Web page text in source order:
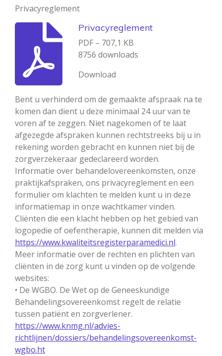
Privacyreglement
Privacyreglement
PDF – 707,1 KB
8756 downloads
Download
Bent u verhinderd om de gemaakte afspraak na te
komen dan dient u deze minimaal 24 uur van te
voren af te zeggen. Niet nagekomen of te laat
afgezegde afspraken kunnen rechtstreeks bij u in
rekening worden gebracht en kunnen niet bij de
zorgverzekeraar gedeclareerd worden.
Informatie over behandelovereenkomsten, onze
praktijkafspraken, ons privacyreglement en een
formulier om klachten te melden kunt u in deze
informatiemap in onze wachtkamer vinden.
Cliënten die een klacht hebben op het gebied van
logopedie of oefentherapie, kunnen dit melden via
https://www.kwaliteitsregisterparamedici.nl.
Meer informatie over de rechten en plichten van
cliënten in de zorg kunt u vinden op de volgende
websites:
• De WGBO. De Wet op de Geneeskundige
Behandelingsovereenkomst regelt de relatie
tussen patiënt en zorgverlener.
https://www.knmg.nl/advies-
richtlijnen/dossiers/behandelingsovereenkomst-
wgbo.ht